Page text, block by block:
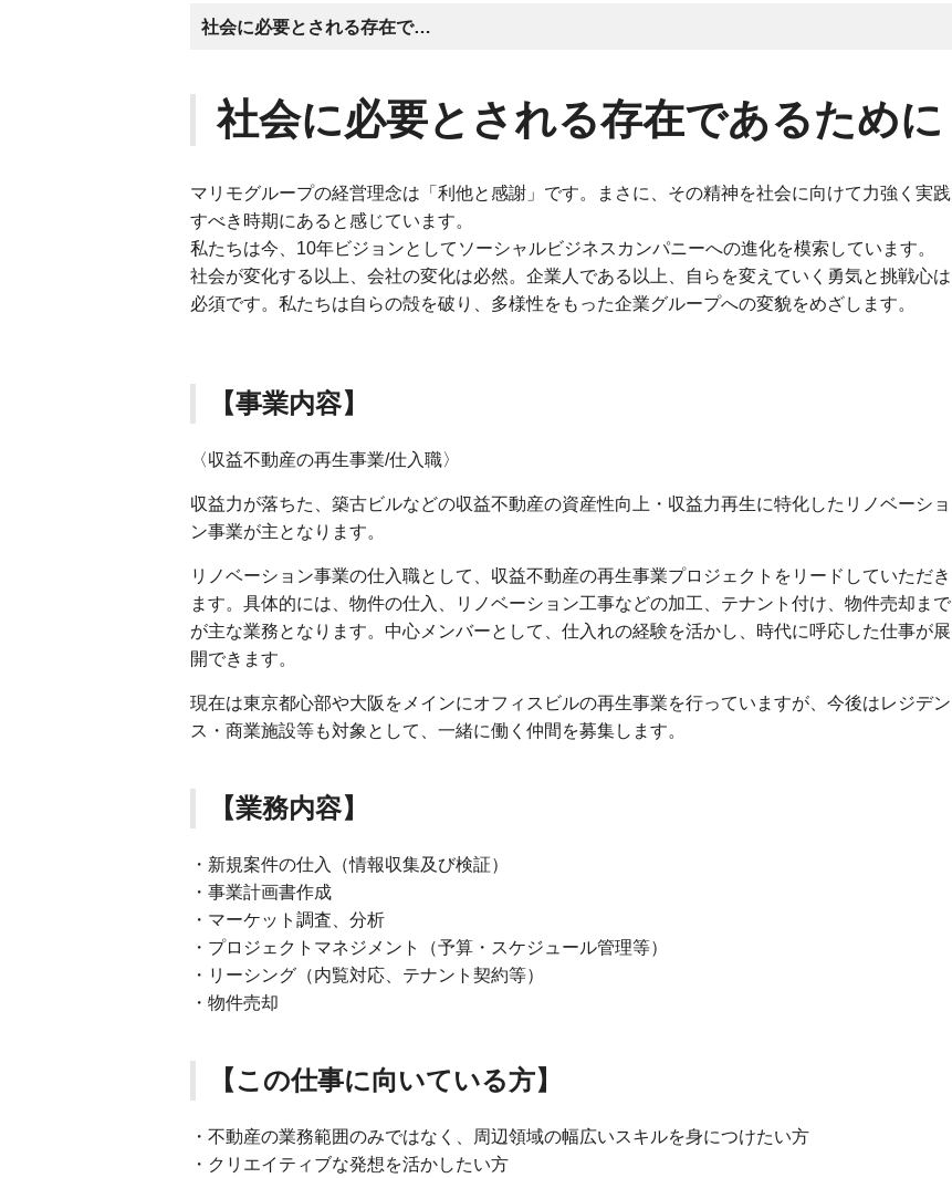
社会に必要とされる存在であるために
社会に必要とされる存在であるために
マリモグループの経営理念は「利他と感謝」です。まさに、その精神を社会に向けて力強く実践
すべき時期にあると感じています。
私たちは今、10年ビジョンとしてソーシャルビジネスカンパニーへの進化を模索しています。
社会が変化する以上、会社の変化は必然。企業人である以上、自らを変えていく勇気と挑戦心は
必須です。私たちは自らの殻を破り、多様性をもった企業グループへの変貌をめざします。
【事業内容】
〈収益不動産の再生事業/仕入職〉
収益力が落ちた、築古ビルなどの収益不動産の資産性向上・収益力再生に特化したリノベーショ
ン事業が主となります。
リノベーション事業の仕入職として、収益不動産の再生事業プロジェクトをリードしていただき
ます。具体的には、物件の仕入、リノベーション工事などの加工、テナント付け、物件売却まで
が主な業務となります。中心メンバーとして、仕入れの経験を活かし、時代に呼応した仕事が展
開できます。
現在は東京都心部や大阪をメインにオフィスビルの再生事業を行っていますが、今後はレジデン
ス・商業施設等も対象として、一緒に働く仲間を募集します。
【業務内容】
・新規案件の仕入（情報収集及び検証）
・事業計画書作成
・マーケット調査、分析
・プロジェクトマネジメント（予算・スケジュール管理等）
・リーシング（内覧対応、テナント契約等）
・物件売却
【この仕事に向いている方】
・不動産の業務範囲のみではなく、周辺領域の幅広いスキルを身につけたい方
・クリエイティブな発想を活かしたい方